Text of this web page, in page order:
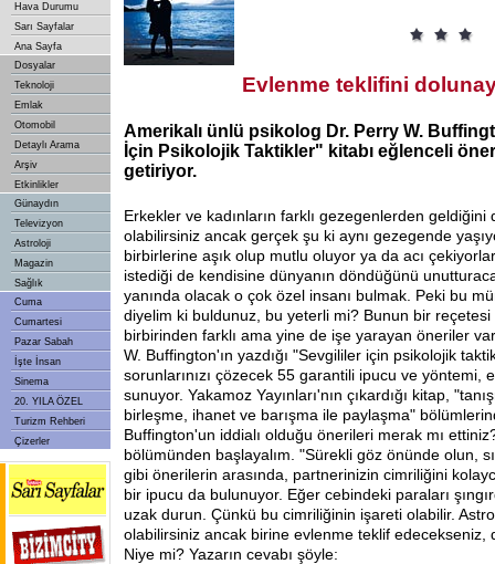
Hava Durumu
Sarı Sayfalar
Ana Sayfa
Dosyalar
Teknoloji
Emlak
Otomobil
Detaylı Arama
Arşiv
Etkinlikler
Günaydın
Televizyon
Astroloji
Magazin
Sağlık
Cuma
Cumartesi
Pazar Sabah
İşte İnsan
Sinema
20. YILA ÖZEL
Turizm Rehberi
Çizerler
Evlenme teklifini
Amerikalı ünlü psikolog Dr. Perry W.
İçin Psikolojik Taktikler" kitabı eğlenceli
getiriyor.
Erkekler ve kadınların farklı gezegenlerden geldiğini
olabilirsiniz ancak gerçek şu ki aynı gezegende
birbirlerine aşık olup mutlu oluyor ya da acı
istediği de kendisine dünyanın döndüğünü
yanında olacak o çok özel insanı bulmak. Peki bu
diyelim ki buldunuz, bu yeterli mi? Bunun bir
birbirinden farklı ama yine de işe yarayan öneriler
W. Buffington'ın yazdığı "Sevgililer için psikolojik
sorunlarınızı çözecek 55 garantili ipucu ve yöntemi,
sunuyor. Yakamoz Yayınları'nın çıkardığı kitap,
birleşme, ihanet ve barışma ile paylaşma"
Buffington'un iddialı olduğu önerileri merak mı
bölümünden başlayalım. "Sürekli göz önünde olun,
gibi önerilerin arasında, partnerinizin cimriliğini
bir ipucu da bulunuyor. Eğer cebindeki paraları
uzak durun. Çünkü bu cimriliğinin işareti olabilir.
olabilirsiniz ancak birine evlenme teklif edecekseniz,
Niye mi? Yazarın cevabı şöyle: